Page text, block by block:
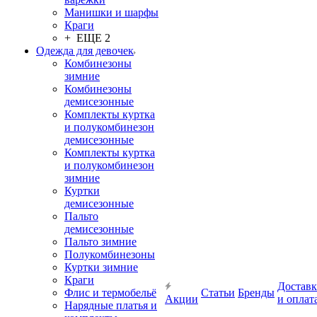
Манишки и шарфы
Краги
+ ЕЩЕ 2
Одежда для девочек
Комбинезоны
зимние
Комбинезоны
демисезонные
Комплекты куртка
и полукомбинезон
демисезонные
Комплекты куртка
и полукомбинезон
зимние
Куртки
демисезонные
Пальто
демисезонные
Пальто зимние
Полукомбинезоны
Куртки зимние
Краги
Флис и термобельё
Нарядные платья и
Акции
Статьи Бренды
и